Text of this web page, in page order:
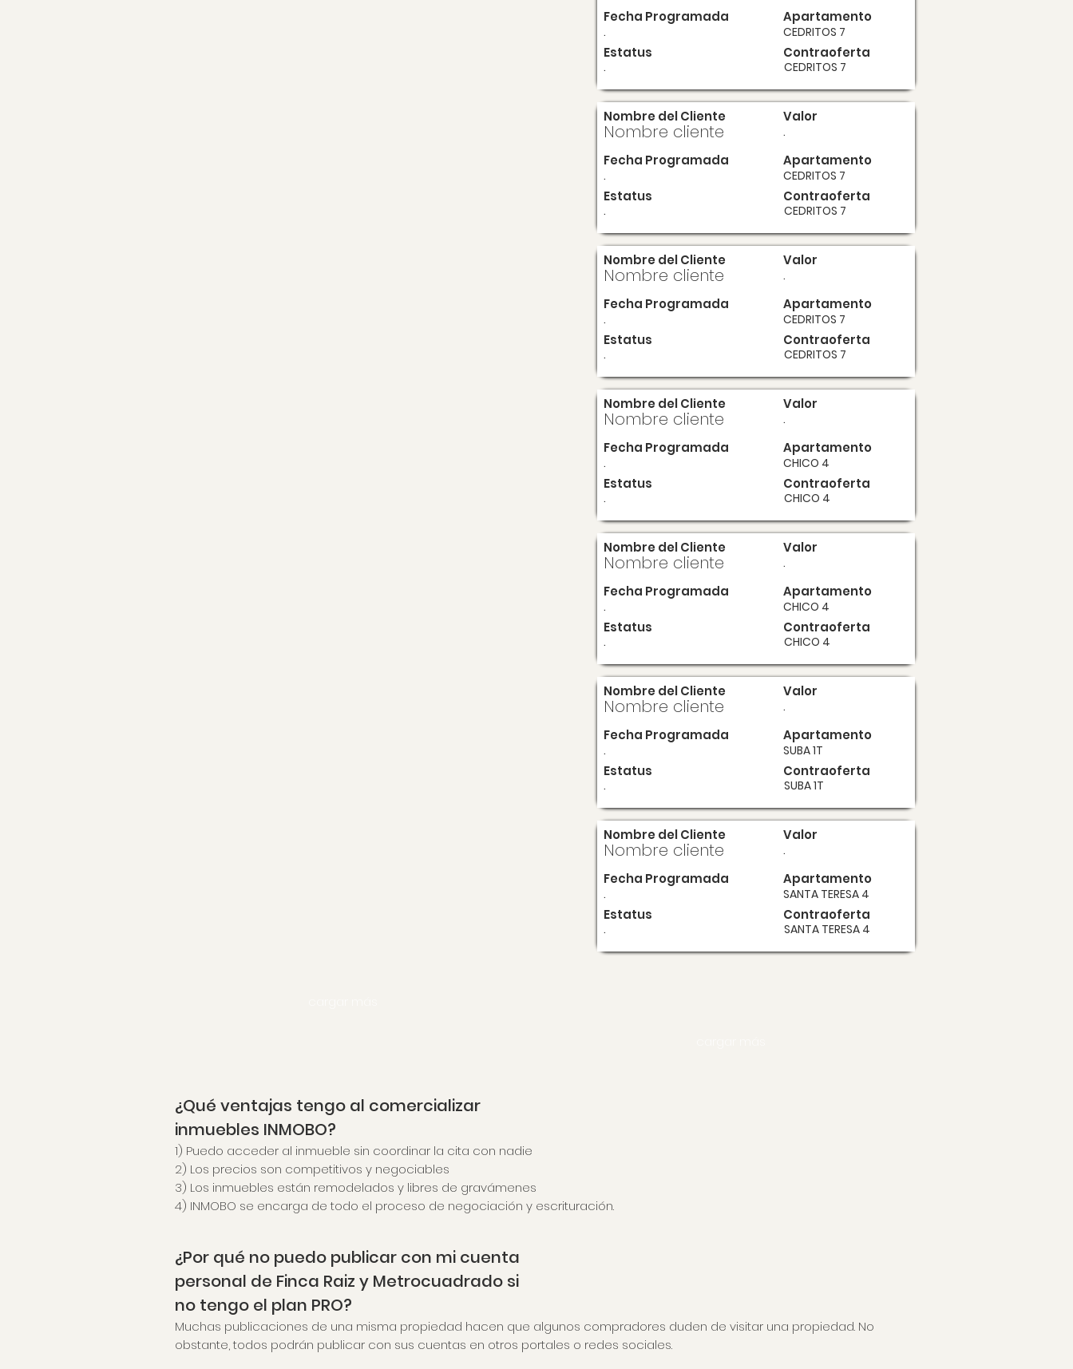
Fecha Programada Apartamento
. CEDRITOS 7
Estatus
. CEDRITOS 7
Contraoferta
Nombre del Cliente
Nombre cliente
Valor
.
Fecha Programada Apartamento
. CEDRITOS 7
Estatus
. CEDRITOS 7
Contraoferta
Nombre del Cliente
Nombre cliente
Valor
.
Fecha Programada Apartamento
. CEDRITOS 7
Estatus
. CEDRITOS 7
Contraoferta
Nombre del Cliente
Nombre cliente
Valor
.
Fecha Programada Apartamento
. CHICO 4
Estatus
. CHICO 4
Contraoferta
Nombre del Cliente
Nombre cliente
Valor
.
Fecha Programada Apartamento
. CHICO 4
Estatus
. CHICO 4
Contraoferta
Nombre del Cliente
Nombre cliente
Valor
.
Fecha Programada Apartamento
. SUBA 1T
Estatus
. SUBA 1T
Contraoferta
Nombre del Cliente
Nombre cliente
Valor
.
Fecha Programada Apartamento
. SANTA TERESA 4
Estatus
. SANTA TERESA 4
Contraoferta
¿Qué ventajas tengo al comercializar
inmuebles INMOBO?
1) Puedo acceder al inmueble sin coordinar la cita con nadie
2) Los precios son competitivos y negociables
3) Los inmuebles están remodelados y libres de gravámenes
4) INMOBO se encarga de todo el proceso de negociación y escrituración.
¿Por qué no puedo publicar con mi cuenta
personal de Finca Raiz y Metrocuadrado si
no tengo el plan PRO?
Muchas publicaciones de una misma propiedad hacen que algunos compradores duden de visitar una propiedad. No
obstante, todos podrán publicar con sus cuentas en otros portales o redes sociales.